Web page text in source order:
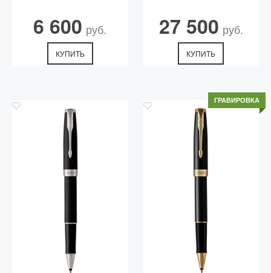
6 600 руб.
КУПИТЬ
27 500 руб.
КУПИТЬ
ГРАВИРОВКА